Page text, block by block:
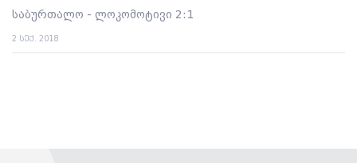
საბურთალო - ლოკომოტივი 2:1
2 სექ. 2018